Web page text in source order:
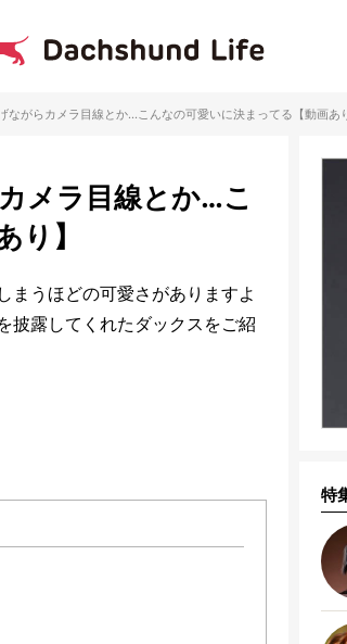
ながらカメラ目線とか…こんなの可愛いに決まってる【動画あ
メラ目線とか…こ
り】
まうほどの可愛さがありますよ
披露してくれたダックスをご紹
特